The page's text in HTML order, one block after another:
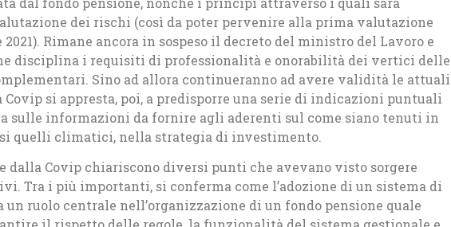
dei rischi (così da poter pervenire alla prima valutazione
Rimane ancora in sospeso il decreto del ministro del Lavoro e
disciplina i requisiti di professionalità e onorabilità dei vertici delle
Sino ad allora continueranno ad avere validità le attuali
si appresta, poi, a predisporre una serie di indicazioni puntuali
sulle informazioni da fornire agli aderenti sul come siano tenuti in
quelli climatici, nella strategia di investimento.
dalla Covip chiariscono diversi punti che avevano visto sorgere
Tra i più importanti, si conferma come l’adozione di un sistema di
ruolo centrale nell’organizzazione di un fondo pensione quale